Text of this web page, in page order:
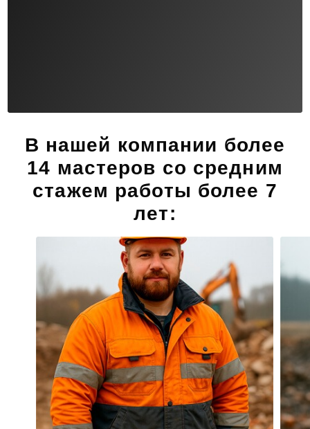
В нашей компании более
14 мастеров со средним
стажем работы более 7
лет: